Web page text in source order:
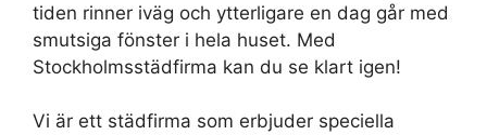
tiden rinner iväg och ytterligare en dag går med
smutsiga fönster i hela huset. Med
Stockholmsstädfirma kan du se klart igen!
Vi är ett städfirma som erbjuder speciella